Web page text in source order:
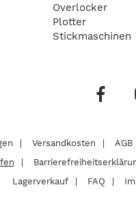
Overlocker
Plotter
Stickmaschinen
Versandkosten AGB
Lagerverkauf
FAQ